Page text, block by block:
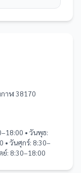
กาฬ 38170
• วันพุธ:
• วันศุกร์: 8:30–
ย์: 8:30–18:00